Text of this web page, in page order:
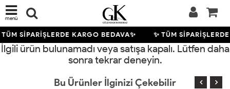
menü
SİPARİŞLERDE KARGO BEDAVA✨ ✨ TÜM
İlgili ürün bulunamadı veya satışa kapalı. Lütfen daha
sonra tekrar deneyin.
Bu Ürünler İlginizi Çekebilir